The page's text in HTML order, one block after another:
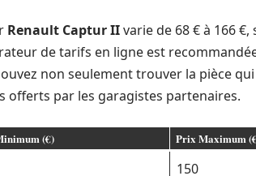
Renault Captur IIvarie de 68 € à 166
de tarifs en ligne est
non seulement trouver la pièce
offerts par les garagistes partenaires.
(€) Prix Maximum
150